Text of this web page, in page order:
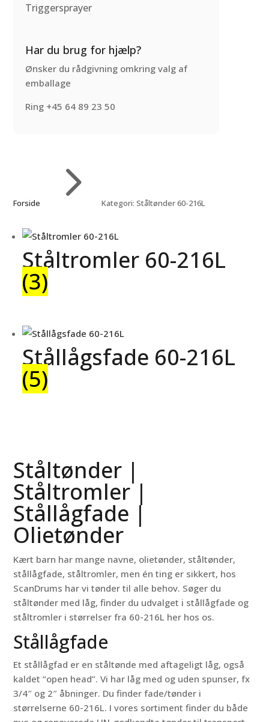
Triggersprayer
Har du brug for hjælp?
Ønsker du rådgivning omkring valg af
emballage
Ring +45 64 89 23 50
Forside 5 Kategori: Ståltønder 60-216L
Ståltromler 60-216L
(3)
Stållågsfade 60-216L
(5)
Ståltønder |
Ståltromler |
Stållågfade |
Olietønder
Kært barn har mange navne, olietønder, ståltønder,
stållågfade, ståltromler, men én ting er sikkert, hos
ScanDrums har vi tønder til alle behov. Søger du
ståltønder med låg, finder du udvalget i stållågfade og
ståltromler i størrelser fra 60-216L her hos os.
Stållågfade
Et stållågfad er en ståltønde med aftageligt låg, også
kaldet “open head”. Vi har låg med og uden spunser, fx
3/4″ og 2″ åbninger. Du finder fade/tønder i
størrelserne 60-216L. I vores sortiment finder du både